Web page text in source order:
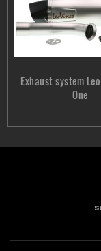
Exhaust system
One